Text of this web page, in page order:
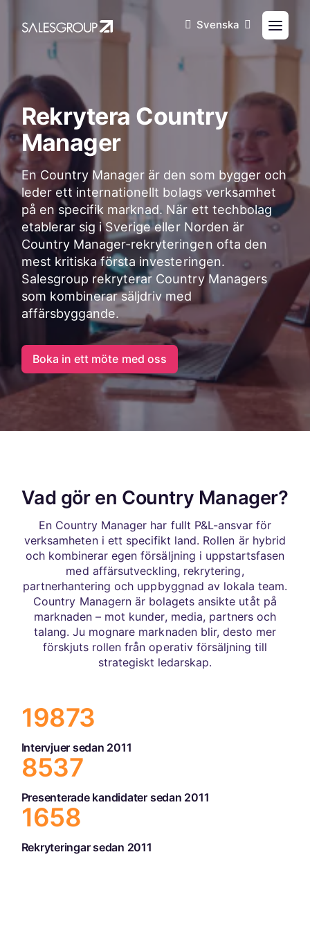
Svenska
Rekrytera Country
Manager
En Country Manager är den som bygger och
leder ett internationellt bolags verksamhet
på en specifik marknad. När ett techbolag
etablerar sig i Sverige eller Norden är
Country Manager-rekryteringen ofta den
mest kritiska första investeringen.
Salesgroup rekryterar Country Managers
som kombinerar säljdriv med
affärsbyggande.
Boka in ett möte med oss
Vad gör en Country Manager?
En Country Manager har fullt P&L-ansvar för
verksamheten i ett specifikt land. Rollen är hybrid
och kombinerar egen försäljning i uppstartsfasen
med affärsutveckling, rekrytering,
partnerhantering och uppbyggnad av lokala team.
Country Managern är bolagets ansikte utåt på
marknaden – mot kunder, media, partners och
talang. Ju mognare marknaden blir, desto mer
förskjuts rollen från operativ försäljning till
strategiskt ledarskap.
19873
Intervjuer sedan 2011
8537
Presenterade kandidater sedan 2011
1658
Rekryteringar sedan 2011